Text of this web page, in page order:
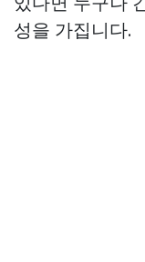
성을 가집니다.